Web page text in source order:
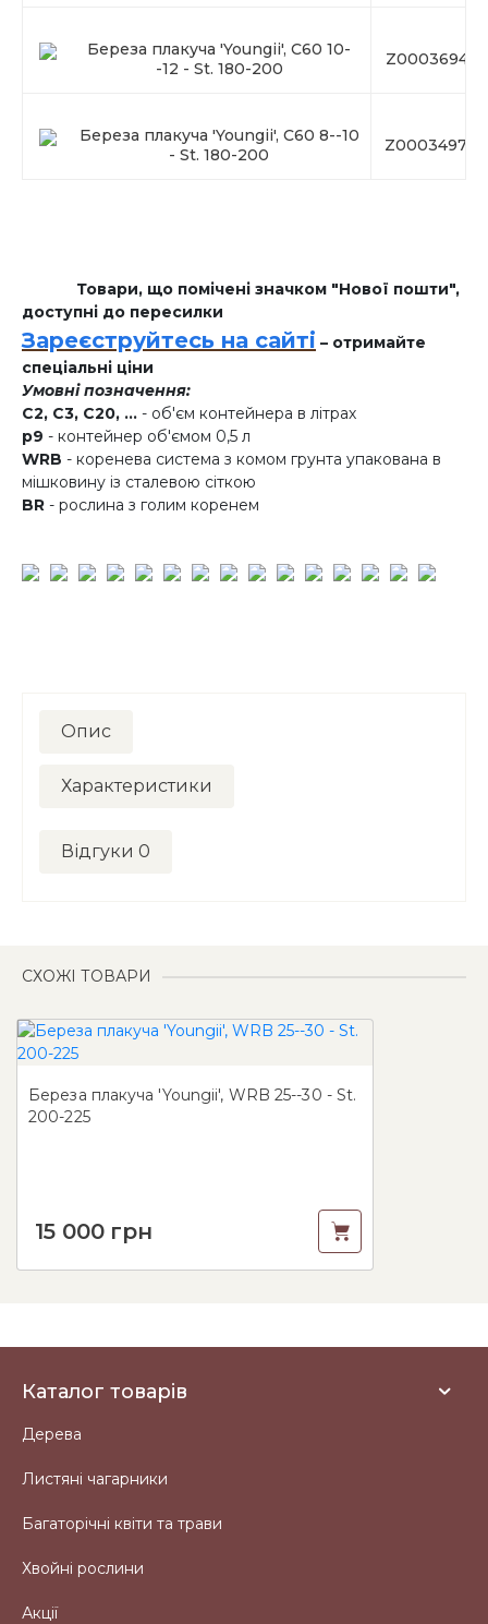
Береза плакуча 'Youngii', C60 10-
-12 - St. 180-200
Z00036947
Береза плакуча 'Youngii', C60 8--10
- St. 180-200
Z00034978
Товари, що помічені значком "Нової пошти",
доступні до пересилки
Зареєструйтесь на сайті – отримайте
спеціальні ціни
Умовні позначення:
C2, C3, C20, ... - об'єм контейнера в літрах
p9 - контейнер об'ємом 0,5 л
WRB - коренева система з комом грунта упакована в
мішковину із сталевою сіткою
BR - рослина з голим коренем
Опис
Характеристики
Відгуки 0
СХОЖІ ТОВАРИ
Береза плакуча 'Youngii', WRB 25--30 - St.
200-225
15 000 грн
Каталог товарів
Дерева
Листяні чагарники
Багаторічні квіти та трави
Хвойні рослини
Акції